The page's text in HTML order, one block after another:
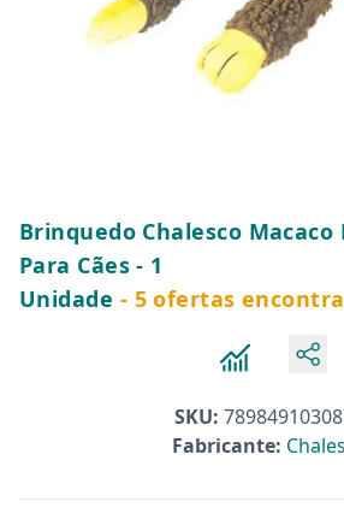
Brinquedo Chalesco
Para Cães - 1
Unidade - 5 ofertas
SKU:
Fabricante: